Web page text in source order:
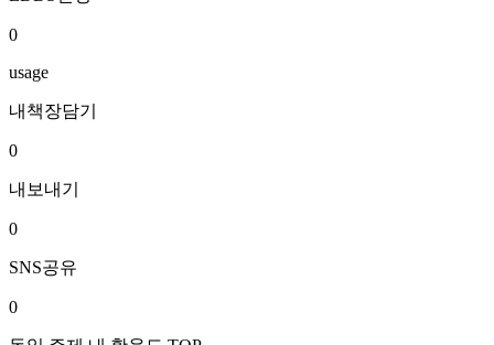
0
usage
내책장담기
0
내보내기
0
SNS공유
0